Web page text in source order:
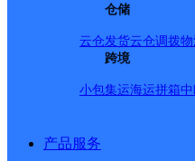
仓储
云仓发货云仓调拨
跨境
小包集运海运拼箱
产品服务